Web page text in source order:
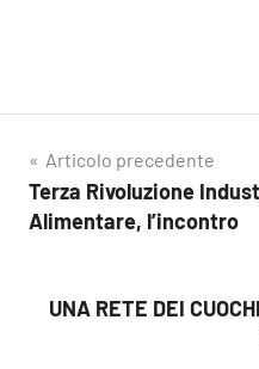
Navigazione
articoli
Articolo precedente
Terza Rivoluzione
Alimentare, l’incontro
UNA RETE DEI